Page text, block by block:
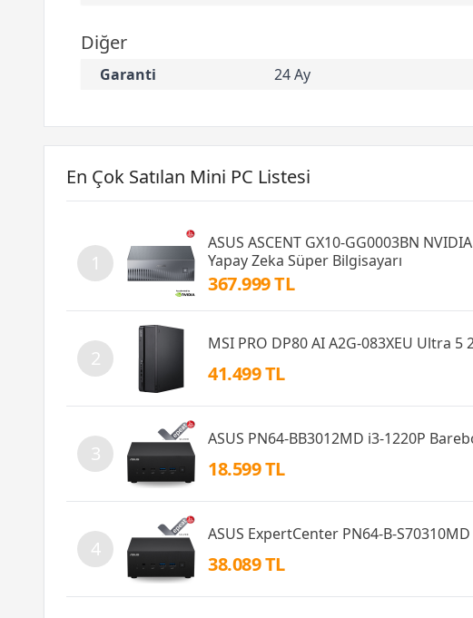
Diğer
Garanti 24 Ay
En Çok Satılan Mini PC Listesi
1
ASUS ASCENT GX10-GG0003BN
Yapay Zeka Süper Bilgisayarı
367.999 TL
2
MSI PRO DP80 AI A2G-083XEU Ultra 5
41.499 TL
3
ASUS PN64-BB3012MD i3-1220P
18.599 TL
4
ASUS ExpertCenter PN64-B-
38.089 TL